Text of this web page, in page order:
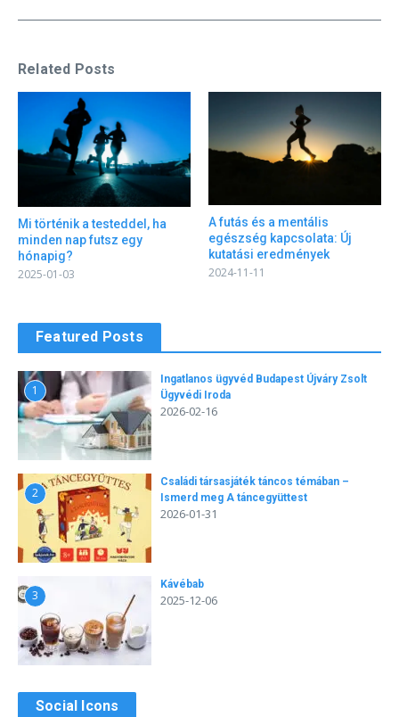
Related Posts
Mi történik a testeddel, ha
minden nap futsz egy
hónapig?
2025-01-03
A futás és a mentális
egészség kapcsolata: Új
kutatási eredmények
2024-11-11
Featured Posts
1
Ingatlanos ügyvéd Budapest Újváry Zsolt
Ügyvédi Iroda
2026-02-16
2
Családi társasjáték táncos témában –
Ismerd meg A táncegyüttest
2026-01-31
3
Kávébab
2025-12-06
Social Icons